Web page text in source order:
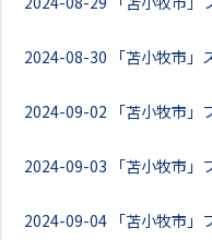
2024-08-30 「苫小牧市
2024-09-02 「苫小牧市」
2024-09-03 「苫小牧市」
2024-09-04 「苫小牧市